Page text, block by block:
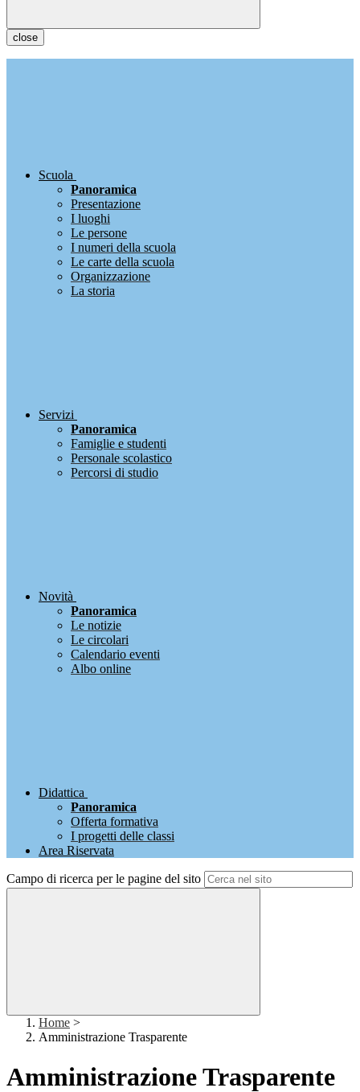
close
Scuola
Panoramica
Presentazione
I luoghi
Le persone
I numeri della scuola
Le carte della scuola
Organizzazione
La storia
Servizi
Panoramica
Famiglie e studenti
Personale scolastico
Percorsi di studio
Novità
Panoramica
Le notizie
Le circolari
Calendario eventi
Albo online
Didattica
Panoramica
Offerta formativa
I progetti delle classi
Area Riservata
Campo di ricerca per le pagine del sito
Home >
Amministrazione Trasparente
Amministrazione Trasparente